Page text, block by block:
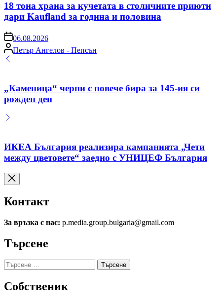
18 тона храна за кучетата в столичните приюти
дари Kaufland за година и половина
on06.08.2026
Posted
by
Петър Ангелов - Пепсън
„Каменица“ черпи с повече бира за 145-ия си
рожден ден
ИКЕА България реализира кампанията „Чети
между цветовете“ заедно с УНИЦЕФ България
Контакт
За връзка с нас: p.media.group.bulgaria@gmail.com
Търсене
Търсене
за:
Собственик